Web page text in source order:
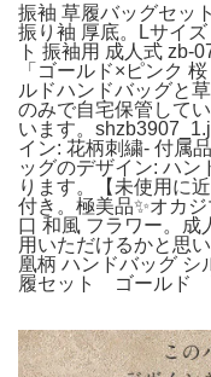
振袖 草履バッグセッ
振り袖 厚底。Lサイ
ト 振袖用 成人式 zb-
「ゴールド×ピンク
ルドハンドバッグと
のみで自宅保管して
います。
イン: 花柄刺繍- 付属
ッグのデザイン: ハン
ります。【未使用に
付き。極美品✨オカ
口 和風 フラワー。成
用いただけるかと思
凰柄 ハンドバッグ シ
履セット ゴールド